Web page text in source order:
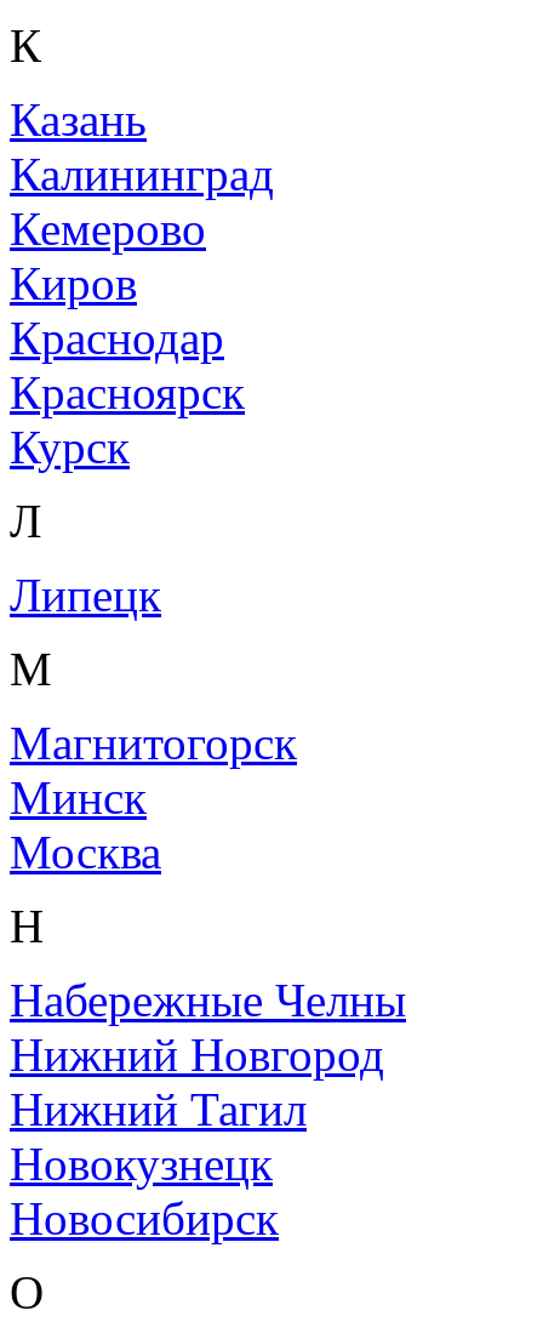
К
Казань
Калининград
Кемерово
Киров
Краснодар
Красноярск
Курск
Л
Липецк
М
Магнитогорск
Минск
Москва
Н
Набережные Челны
Нижний Новгород
Нижний Тагил
Новокузнецк
Новосибирск
О